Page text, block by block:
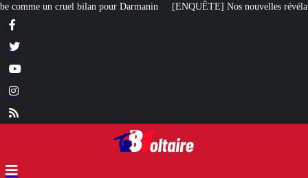
[ENQUÊTE] Nos nouvelles révélations sur le meurtre de Quentin